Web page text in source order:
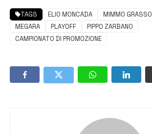
TAGS ELIO MONCADA MIMMO GRASSO
MEGARA
PLAYOFF
PIPPO ZARBANO
CAMPIONATO DI PROMOZIONE